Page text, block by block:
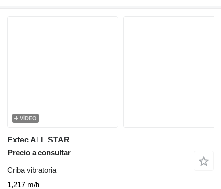
VÍDEO
Extec ALL STAR
Precio a consultar
Criba vibratoria
1,217 m/h